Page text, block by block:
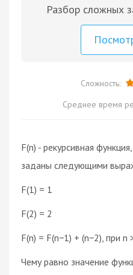
Разбор сложных
Сложность:
Среднее время
F(n) - рекурсивная
заданы следующими
F(1) = 1
F(2) = 2
F(n) = F(n−1) + (n−2), при n
Чему равно значение